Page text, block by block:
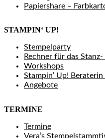
Papiershare –
STAMPIN‘ UP!
Stempelparty
Rechner für das
Workshops
Stampin’ Up!
Angebote
TERMINE
Termine
Vera’s